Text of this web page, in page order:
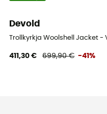
Devold
Trollkyrkja Woolshell Jacket
411,30 € 699,90 € -41%